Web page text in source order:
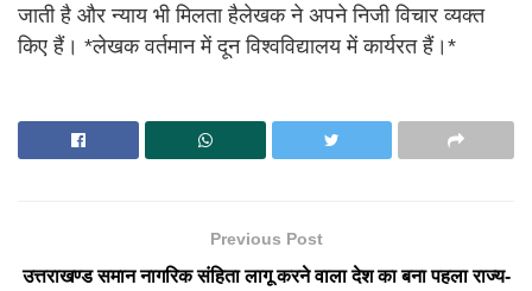
जाती है और न्याय भी मिलता हैलेखक ने अपने निजी विचार व्यक्त
किए हैं। *लेखक वर्तमान में दून विश्वविद्यालय में कार्यरत हैं।*
Previous Post
उत्तराखण्ड समान नागरिक संहिता लागू करने वाला देश का बना पहला राज्य-